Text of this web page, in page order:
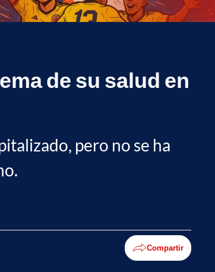
de su salud en
pero no se ha
Compartir